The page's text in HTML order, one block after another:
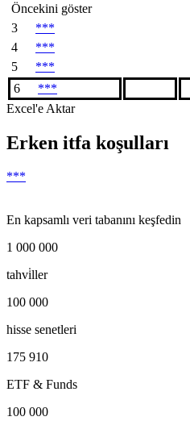
Öncekini göster
3
***
4
***
5
***
6
***
Excel'e Aktar
Erken itfa koşulları
***
En kapsamlı veri tabanını keşfedin
1 000 000
tahvi̇ller
100 000
hisse senetleri
175 910
ETF & Funds
100 000